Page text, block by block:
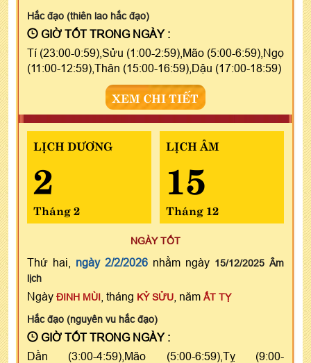
Hắc đạo (thiên lao hắc đạo)
GIỜ TỐT TRONG NGÀY :
Tí (23:00-0:59),Sửu (1:00-2:59),Mão (5:00-6:59),Ngọ
(11:00-12:59),Thân (15:00-16:59),Dậu (17:00-18:59)
XEM CHI TIẾT
LỊCH DƯƠNG
2
Tháng 2
LỊCH ÂM
15
Tháng 12
NGÀY TỐT
Thứ hai, ngày 2/2/2026 nhằm ngày 15/12/2025 Âm
lịch
Ngày ĐINH MÙI , tháng KỶ SỬU , năm ẤT TỴ
Hắc đạo (nguyên vu hắc đạo)
GIỜ TỐT TRONG NGÀY :
Dần (3:00-4:59),Mão (5:00-6:59),Tỵ (9:00-